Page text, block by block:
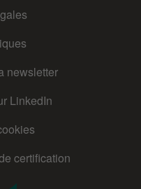
newsletter
LinkedIn
certification